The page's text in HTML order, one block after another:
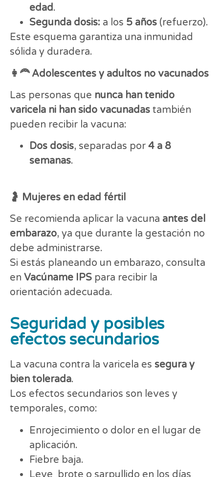
edad.
Segunda dosis: a los 5 años (refuerzo).
Este esquema garantiza una inmunidad
sólida y duradera.
👩‍🦰 Adolescentes y adultos no vacunados
Las personas que nunca han tenido
varicela ni han sido vacunadas también
pueden recibir la vacuna:
Dos dosis, separadas por 4 a 8
semanas.
🤰 Mujeres en edad fértil
Se recomienda aplicar la vacuna antes del
embarazo, ya que durante la gestación no
debe administrarse.
Si estás planeando un embarazo, consulta
en Vacúname IPS para recibir la
orientación adecuada.
Seguridad y posibles
efectos secundarios
La vacuna contra la varicela es segura y
bien tolerada.
Los efectos secundarios son leves y
temporales, como:
Enrojecimiento o dolor en el lugar de
aplicación.
Fiebre baja.
Leve brote o sarpullido en los días